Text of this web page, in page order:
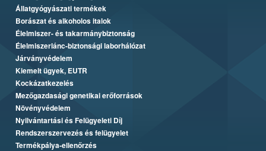
Állatgyógyászati termékek
Borászat és alkoholos italok
Élelmiszer- és takarmánybiztonság
Élelmiszerlánc-biztonsági laborhálózat
Járványvédelem
Kiemelt ügyek, EUTR
Kockázatkezelés
Mezőgazdasági genetikai erőforrások
Növényvédelem
Nyilvántartási és Felügyeleti Díj
Rendszerszervezés és felügyelet
Termékpálya-ellenőrzés